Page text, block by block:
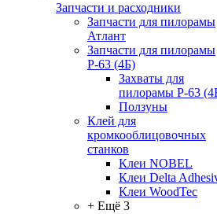
Запчасти и расходники
Запчасти для пилорамы
Атлант
Запчасти для пилорамы
Р-63 (4Б)
Захваты для
пилорамы Р-63
Ползуны
Клей для
кромкооблицовочных
станков
Клеи NOBEL
Клеи Delta
Клеи WoodTec
+ Ещё 3